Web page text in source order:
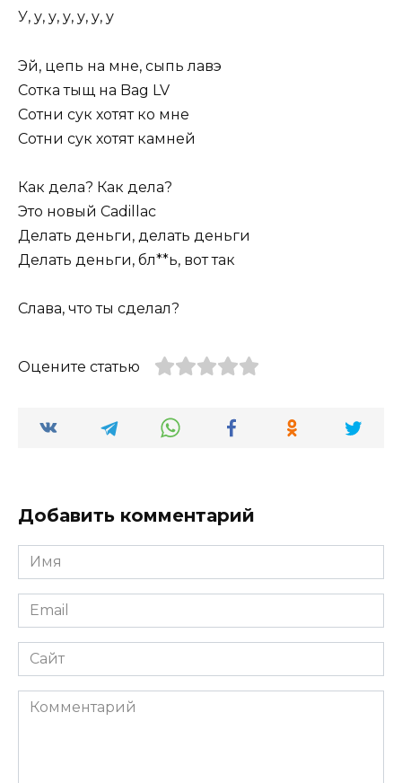
У, у, у, у, у, у, у
Эй, цепь на мне, сыпь лавэ
Сотка тыщ на Bag LV
Сотни сук хотят ко мне
Сотни сук хотят камней
Как дела? Как дела?
Это новый Cadillac
Делать деньги, делать деньги
Делать деньги, бл**ь, вот так
Слава, что ты сделал?
Оцените статью
Добавить комментарий
Имя
*
Email
*
Сайт
Комментарий